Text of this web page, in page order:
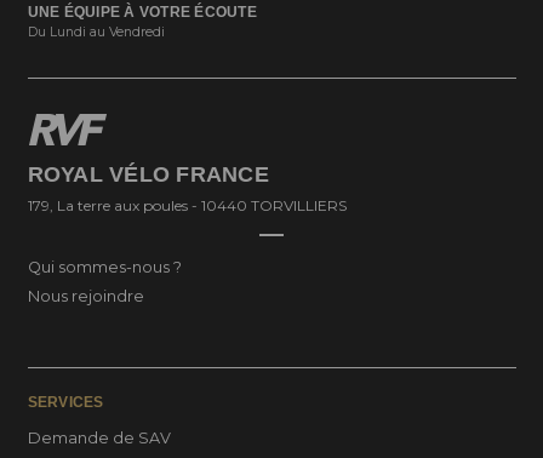
UNE ÉQUIPE À VOTRE ÉCOUTE
Du Lundi au Vendredi
ROYAL VÉLO FRANCE
179, La terre aux poules - 10440 TORVILLIERS
Qui sommes-nous ?
Nous rejoindre
SERVICES
Demande de SAV